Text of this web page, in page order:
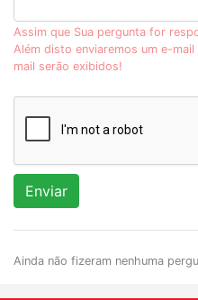
Assim que Sua pergunta for
Além disto enviaremos um e-
mail serão exibidos!
Enviar
Ainda não fizeram nenhuma